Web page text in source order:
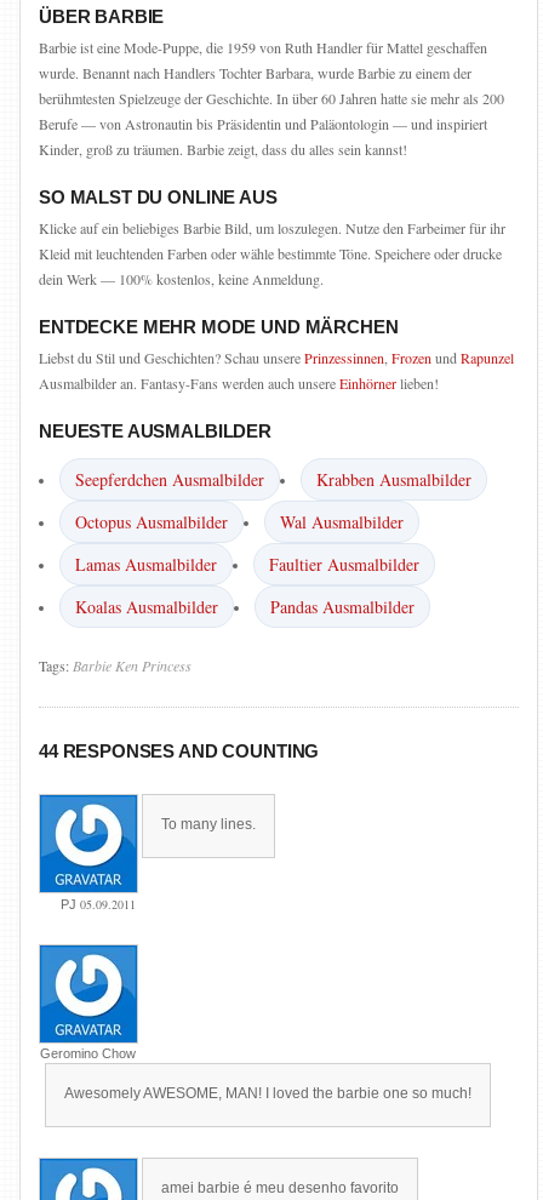
ÜBER BARBIE
Barbie ist eine Mode-Puppe, die 1959 von Ruth Handler für Mattel geschaffen
wurde. Benannt nach Handlers Tochter Barbara, wurde Barbie zu einem der
berühmtesten Spielzeuge der Geschichte. In über 60 Jahren hatte sie mehr als 200
Berufe — von Astronautin bis Präsidentin und Paläontologin — und inspiriert
Kinder, groß zu träumen. Barbie zeigt, dass du alles sein kannst!
SO MALST DU ONLINE AUS
Klicke auf ein beliebiges Barbie Bild, um loszulegen. Nutze den Farbeimer für ihr
Kleid mit leuchtenden Farben oder wähle bestimmte Töne. Speichere oder drucke
dein Werk — 100% kostenlos, keine Anmeldung.
ENTDECKE MEHR MODE UND MÄRCHEN
Liebst du Stil und Geschichten? Schau unserePrinzessinnen Frozen und Rapunzel
Ausmalbilder an. Fantasy-Fans werden auch unsereEinhörnerlieben!
NEUESTE AUSMALBILDER
Seepferdchen Ausmalbilder
Krabben Ausmalbilder
Octopus Ausmalbilder
Wal Ausmalbilder
Lamas Ausmalbilder
Faultier Ausmalbilder
Koalas Ausmalbilder
Pandas Ausmalbilder
Tags: Barbie Ken Princess
44 RESPONSES AND COUNTING
PJ 05.09.2011
To many lines.
Geromino Chow
Awesomely AWESOME, MAN! I loved the barbie one so much!
amei barbie é meu desenho favorito